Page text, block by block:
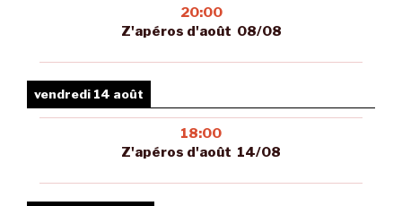
20:00
Z'apéros d'août 08/08
vendredi 14 août
18:00
Z'apéros d'août 14/08